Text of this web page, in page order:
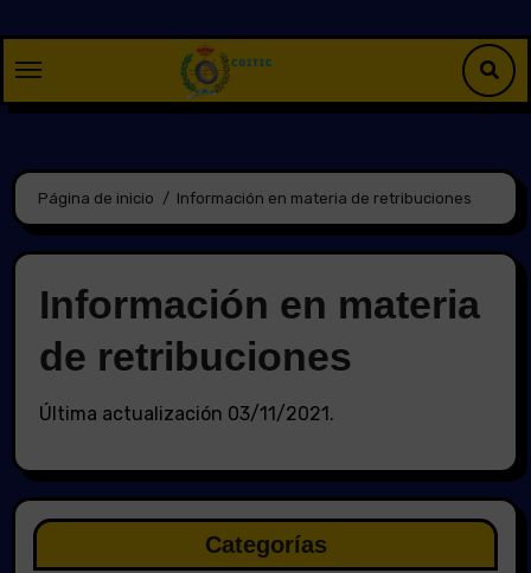
contenido
Página de inicio Información en materia de retribuciones
Información en materia
de retribuciones
Última actualización 03/11/2021.
Categorías